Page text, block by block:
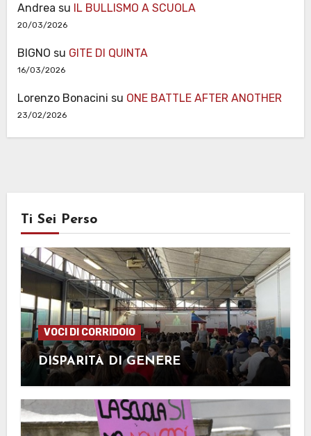
Andrea su IL BULLISMO A SCUOLA
20/03/2026
BIGNO su GITE DI QUINTA
16/03/2026
Lorenzo Bonacini su ONE BATTLE AFTER ANOTHER
23/02/2026
Ti Sei Perso
VOCI DI CORRIDOIO
DISPARITÀ DI GENERE